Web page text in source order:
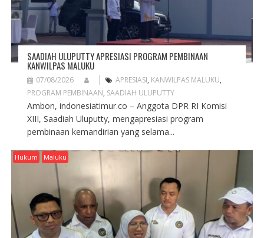
SAADIAH ULUPUTTY APRESIASI PROGRAM PEMBINAAN
KANWILPAS MALUKU
07/08/2026 APRESIASI, KANWILPAS MALUKU,
PROGRAM PEMBINAAN, SAADIAH ULUPUTTY
Ambon, indonesiatimur.co – Anggota DPR RI Komisi
XIII, Saadiah Uluputty, mengapresiasi program
pembinaan kemandirian yang selama...
Hukum Maluku